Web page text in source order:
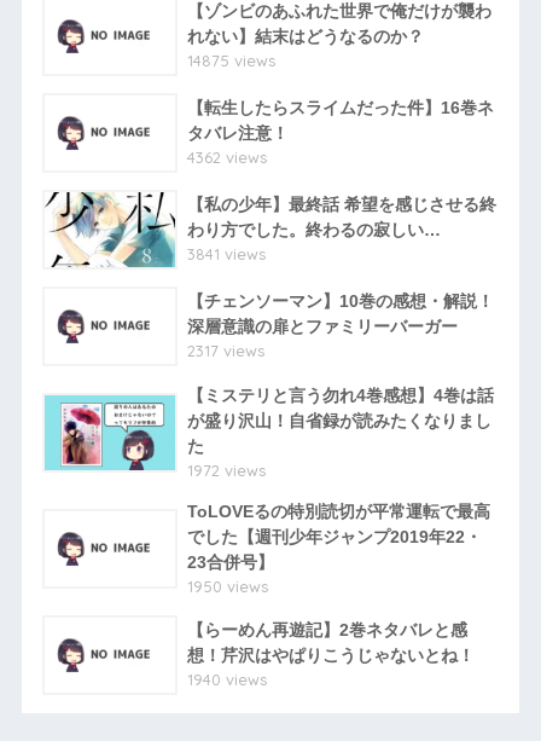
【ゾンビのあふれた世界で俺だけが襲わ
れない】結末はどうなるのか？
14875 views
【転生したらスライムだった件】16巻ネ
タバレ注意！
4362 views
【私の少年】最終話 希望を感じさせる終
わり方でした。終わるの寂しい…
3841 views
【チェンソーマン】10巻の感想・解説！
深層意識の扉とファミリーバーガー
2317 views
【ミステリと言う勿れ4巻感想】4巻は話
が盛り沢山！自省録が読みたくなりまし
た
1972 views
ToLOVEるの特別読切が平常運転で最高
でした【週刊少年ジャンプ2019年22・
23合併号】
1950 views
【らーめん再遊記】2巻ネタバレと感
想！芹沢はやぱりこうじゃないとね！
1940 views